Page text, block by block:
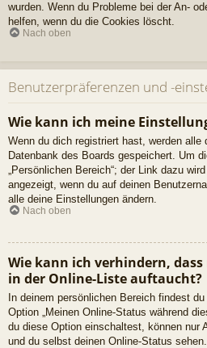
wurden. Wenn du Probleme bei der An-
helfen, wenn du die Cookies löscht.
Nach oben
Benutzerpräferenzen und -
Wie kann ich meine
Wenn du dich registriert hast, werden alle
Datenbank des Boards gespeichert. Um
„Persönlichen Bereich“; der Link dazu
angezeigt, wenn du auf deinen
alle deine Einstellungen ändern.
Nach oben
Wie kann ich verhindern,
in der Online-Liste auftaucht?
In deinem persönlichen Bereich findest
Option „Meinen Online-Status während
du diese Option einschaltest, können nur
und du selbst deinen Online-Status